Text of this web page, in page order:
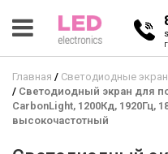
Главная Светодиодные
Светодиодный экран для
CarbonLight, 1200Кд, 1920Гц,
высокочастотный